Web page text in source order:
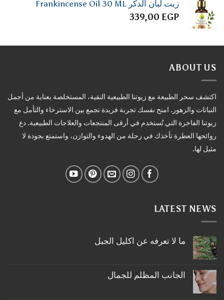
زيت لبان الدكر Frankincense Oil 30 ML
339,00 EGP
ABOUT US
اكتشف سحر الطبيعة مع زيوتنا الطبيعية النقية، المستخلصة بعناية من أجمل
النباتات والزهور. امنح نفسك تجربة فريدة تجمع بين الاسترخاء والتأمل مع
زيوتنا الفاخرة التي تُستخدم في أرقى المنتجعات والعلاجات الطبيعية. دع
روائحها العطرة تأخذك في رحلة من الهدوء والتوازن، واستمتع بجودة لا
مثيل لها.
LATEST NEWS
ما لا تعرفه عن اكليل الجبل
على
ما
الجانب المظلم للجمال